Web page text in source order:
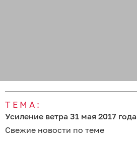
ТЕМА:
Усиление ветра 31 мая 2017 года
Свежие новости по теме